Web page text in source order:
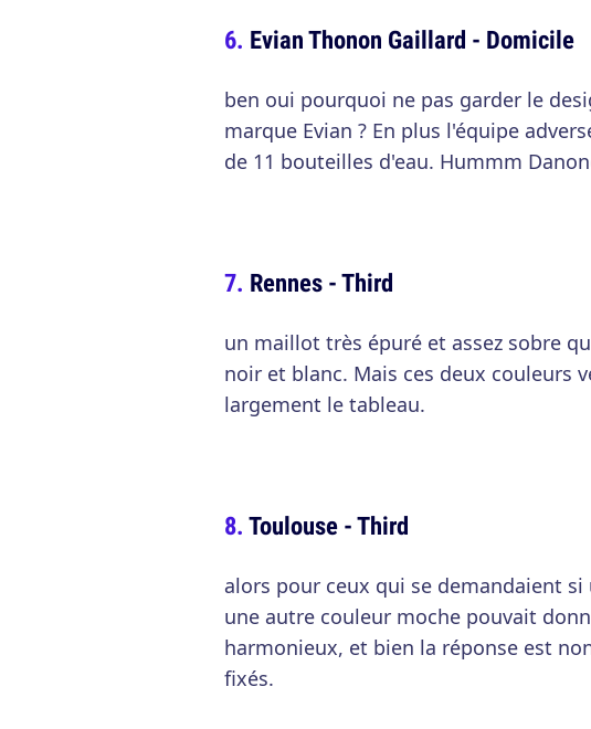
Evian Thonon Gaillard - Domicile
ben oui pourquoi ne pas garder le
marque Evian ? En plus l'équipe
de 11 bouteilles d'eau. Hummm
Rennes - Third
un maillot très épuré et assez sobre
noir et blanc. Mais ces deux couleurs
largement le tableau.
Toulouse - Third
alors pour ceux qui se demandaient
une autre couleur moche pouvait
harmonieux, et bien la réponse est
fixés.